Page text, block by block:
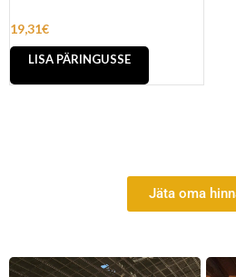
19,31€
LISA PÄRINGUSSE
Jäta oma